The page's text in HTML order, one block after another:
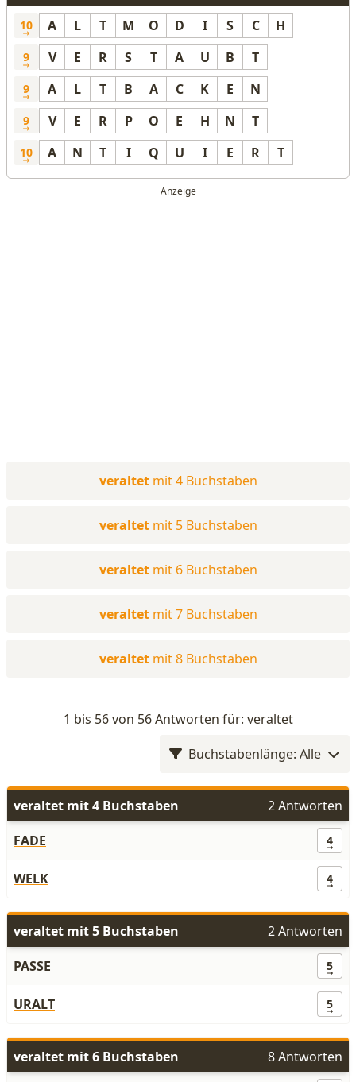
10 A L T M O D I S C H
9 V E R S T A U B T
9 A L T B A C K E N
9 V E R P O E H N T
10 A N T I Q U I E R T
veraltet mit 4 Buchstaben
veraltet mit 5 Buchstaben
veraltet mit 6 Buchstaben
veraltet mit 7 Buchstaben
veraltet mit 8 Buchstaben
1 bis 56 von 56 Antworten für: veraltet
Buchstabenlänge: Alle
veraltet mit 4 Buchstaben
2 Antworten
FADE
4
WELK 4
veraltet mit 5 Buchstaben
2 Antworten
PASSE
5
URALT 5
veraltet mit 6 Buchstaben
8 Antworten